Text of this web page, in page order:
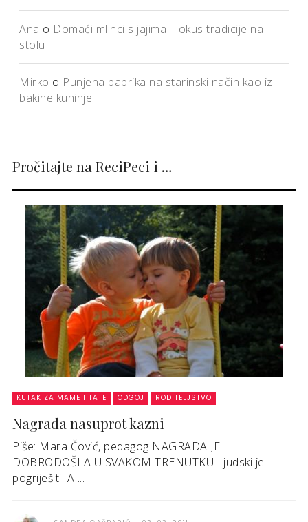
Ana o Domaći mlinci s jajima – okus tradicije na
stolu
Mirko o Punjena paprika na starinski način kao iz
bakine kuhinje
Pročitajte na ReciPeci i …
KUTAK ZA MAME I TATE ODGOJ RODITELJSTVO
Nagrada nasuprot kazni
Piše: Mara Čović, pedagog NAGRADA JE
DOBRODOŠLA U SVAKOM TRENUTKU Ljudski je
pogriješiti. A ...